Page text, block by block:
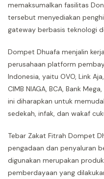
memaksumalkan fasilitas
tersebut menyediakan
gateway berbasis teknologi
Dompet Dhuafa menjalin
perusahaan platform
Indonesia, yaitu OVO, Link
CIMB NIAGA, BCA, Bank
ini diharapkan untuk
sedekah, infak, dan wakaf
Tebar Zakat Fitrah Dompet
pengadaan dan penyaluran
digunakan merupakan
pemberdayaan yang